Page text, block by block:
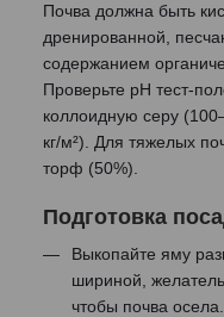
Почва должна быть
дренированной,
содержанием
Проверьте pH тест-
коллоидную серу
кг/м²). Для тяжелых
торф (50%).
Подготовка
Выкопайте яму
шириной,
чтобы почва осела.